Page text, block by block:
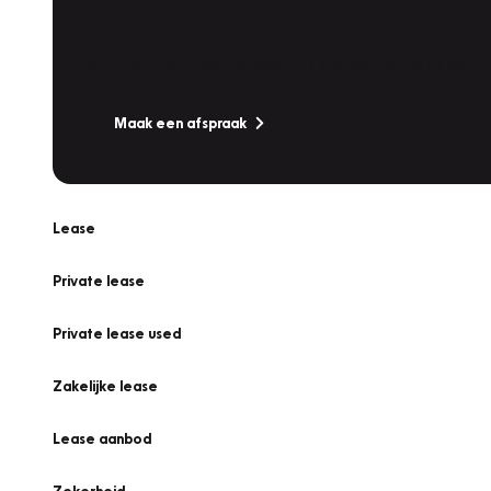
Maak een afspraak
Lease
Private lease
Private lease used
Zakelijke lease
Lease aanbod